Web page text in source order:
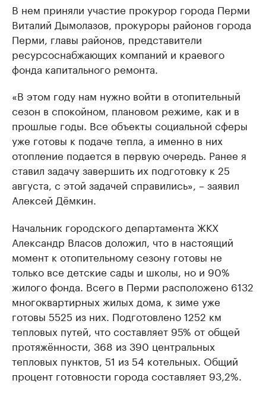
В нем приняли участие прокурор города Перми
Виталий Дымолазов, прокуроры районов города
Перми, главы районов, представители
ресурсоснабжающих компаний и краевого
фонда капитального ремонта.
«В этом году нам нужно войти в отопительный
сезон в спокойном, плановом режиме, как и в
прошлые годы. Все объекты социальной сферы
уже готовы к подаче тепла, а именно в них
отопление подается в первую очередь. Ранее я
ставил задачу завершить их подготовку к 25
августа, с этой задачей справились», – заявил
Алексей Дёмкин.
Начальник городского департамента ЖКХ
Александр Власов доложил, что в настоящий
момент к отопительному сезону готовы не
только все детские сады и школы, но и 90%
жилого фонда. Всего в Перми расположено 6132
многоквартирных жилых дома, к зиме уже
готовы 5525 из них. Подготовлено 1252 км
тепловых путей, что составляет 95% от общей
протяжённости, 368 из 390 центральных
тепловых пунктов, 51 из 54 котельных. Общий
процент готовности города составляет 93,2%.